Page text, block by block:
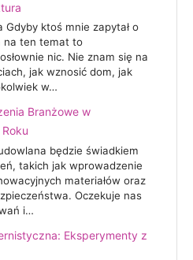
Gdyby ktoś mnie zapytał o
na ten temat to
nic. Nie znam się na
jak wznosić dom, jak
w…
Branżowe w
będzie świadkiem
takich jak wprowadzenie
materiałów oraz
Oczekuje nas
i…
Eksperymenty z